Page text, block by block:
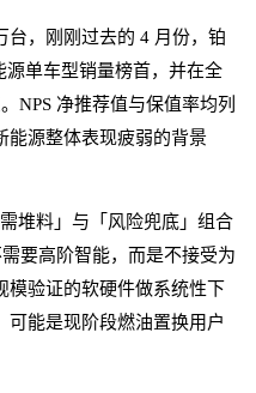
台，刚刚过去的 4 月份，铂
单车型销量榜首，并在全
NPS 净推荐值与保值率均列
能源整体表现疲弱的背景
堆料」与「风险兜底」组合
要高阶智能，而是不接受为
模验证的软硬件做系统性下
可能是现阶段燃油置换用户